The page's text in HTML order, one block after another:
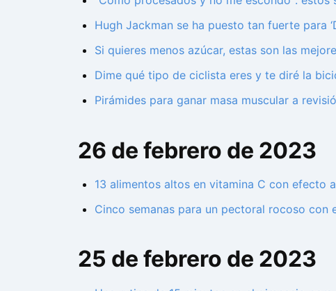
Hugh Jackman se ha puesto tan fuerte para
Si quieres menos azúcar, estas son las
Dime qué tipo de ciclista eres y te diré la
Pirámides para ganar masa muscular a
26 de febrero de 2023
13 alimentos altos en vitamina C con efecto
Cinco semanas para un pectoral rocoso con
25 de febrero de 2023